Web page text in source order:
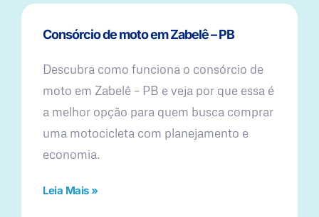
Consórcio de moto em Zabelê – PB
Descubra como funciona o consórcio de
moto em Zabelê – PB e veja por que essa é
a melhor opção para quem busca comprar
uma motocicleta com planejamento e
economia.
Leia Mais »